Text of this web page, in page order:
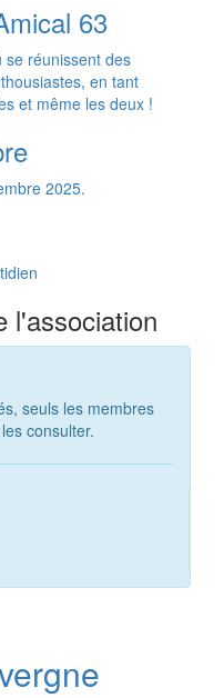
63
se réunissent des
en tant
et même les deux !
2025.
l'association
seuls les membres
consulter.